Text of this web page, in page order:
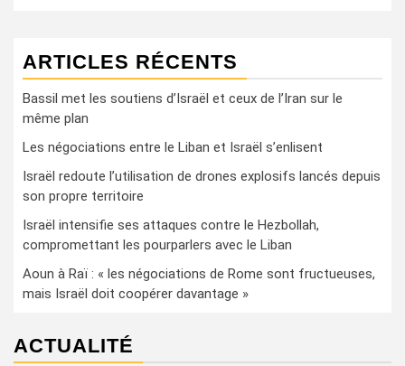
ARTICLES RÉCENTS
Bassil met les soutiens d’Israël et ceux de l’Iran sur le
même plan
Les négociations entre le Liban et Israël s’enlisent
Israël redoute l’utilisation de drones explosifs lancés depuis
son propre territoire
Israël intensifie ses attaques contre le Hezbollah,
compromettant les pourparlers avec le Liban
Aoun à Raï : « les négociations de Rome sont fructueuses,
mais Israël doit coopérer davantage »
ACTUALITÉ